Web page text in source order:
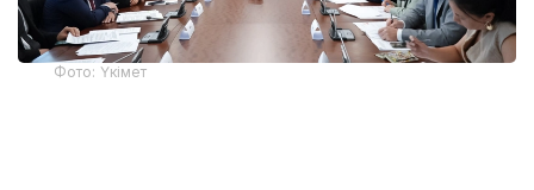
Фото: Үкімет